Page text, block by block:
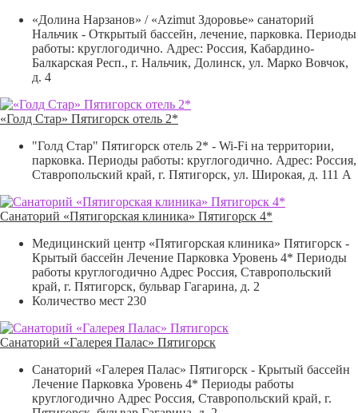
«Долина Нарзанов» / «Azimut Здоровье» санаторий
Нальчик - Открытый бассейн, лечение, парковка. Периоды
работы: круглогодично. Адрес: Россия, Кабардино-
Балкарская Респ., г. Нальчик, Долинск, ул. Марко Вовчок,
д. 4
«Голд Стар» Пятигорск отель 2*
"Голд Стар" Пятигорск отель 2* - Wi-Fi на территории,
парковка. Периоды работы: круглогодично. Адрес: Россия,
Ставропольский край, г. Пятигорск, ул. Широкая, д. 111 А
Санаторий «Пятигорская клиника» Пятигорск 4*
Медицинский центр «Пятигорская клиника» Пятигорск -
Крытый бассейн Лечение Парковка Уровень 4* Периоды
работы круглогодично Адрес Россия, Ставропольский
край, г. Пятигорск, бульвар Гагарина, д. 2
Количество мест 230
Санаторий «Галерея Палас» Пятигорск
Санаторий «Галерея Палас» Пятигорск - Крытый бассейн
Лечение Парковка Уровень 4* Периоды работы
круглогодично Адрес Россия, Ставропольский край, г.